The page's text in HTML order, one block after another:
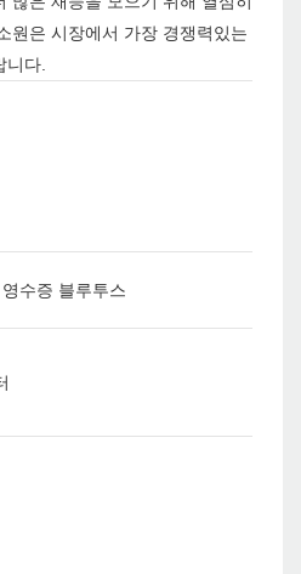
원은 시장에서 가장 경쟁력있는
다.
수증 블루투스